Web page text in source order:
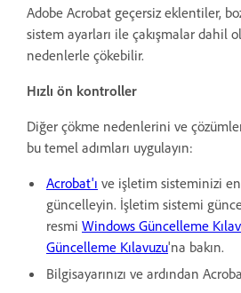
Adobe Acrobat geçersiz eklentiler,
sistem ayarları ile çakışmalar dahil
nedenlerle çökebilir.
Hızlı ön kontroller
Diğer çökme nedenlerini ve
bu temel adımları uygulayın:
Acrobat'ı ve işletim sisteminizi
güncelleyin. İşletim sistemi
resmi Windows Güncelleme
Güncelleme Kılavuzu'na bakın.
Bilgisayarınızı ve ardından